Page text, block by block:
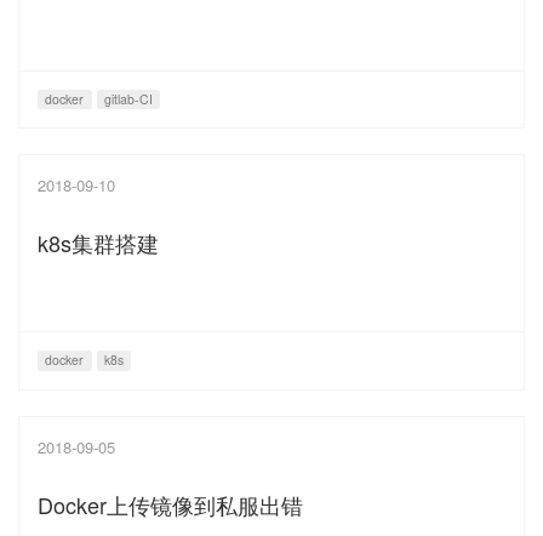
docker gitlab-CI
2018-09-10
k8s集群搭建
docker k8s
2018-09-05
Docker上传镜像到私服出错